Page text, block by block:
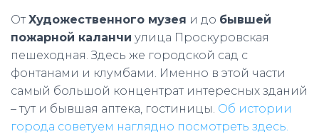
ОтХудожественного музея и до бывшей
пожарной каланчи улица Проскуровская
пешеходная. Здесь же городской сад с
фонтанами и клумбами. Именно в этой части
самый большой концентрат интересных зданий
– тут и бывшая аптека, гостиницы. Об истории
города советуем наглядно посмотреть здесь.